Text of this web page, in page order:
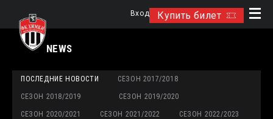
Купить билет
Вход
NEWS
ПОСЛЕДНИЕ НОВОСТИ СЕЗОН 2017/2018
СЕЗОН 2018/2019 СЕЗОН 2019/2020
СЕЗОН 2020/2021 СЕЗОН 2021/2022 СЕЗОН 2022/2023